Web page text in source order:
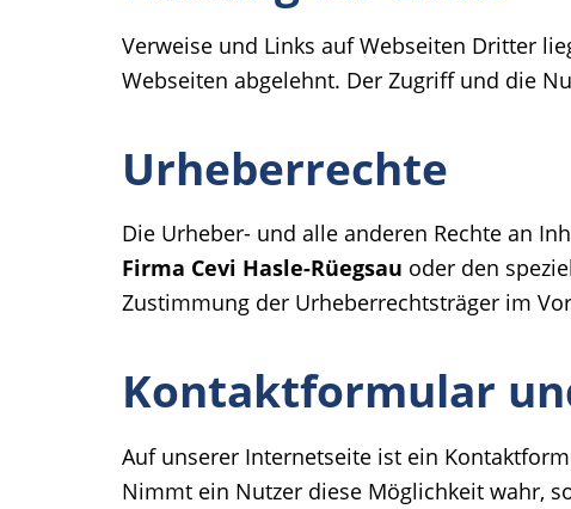
Verweise und Links auf Webseiten Dritter
Webseiten abgelehnt. Der Zugriff und die
Urheberrechte
Die Urheber- und alle anderen Rechte an
Firma Cevi Hasle-Rüegsau oder den
Zustimmung der Urheberrechtsträger im
Kontaktformular
Auf unserer Internetseite ist ein
Nimmt ein Nutzer diese Möglichkeit wahr,